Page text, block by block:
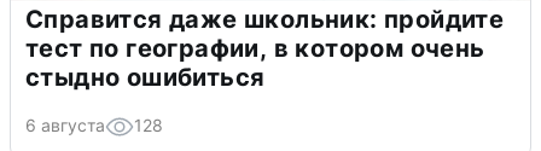
Справится даже школьник: пройдите
тест по географии, в котором очень
стыдно ошибиться
6 августа 128